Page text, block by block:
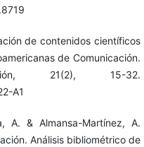
de contenidos científicos
de Comunicación.
21(2), 15-32.
A1
A. & Almansa-Martínez, A.
Análisis bibliométrico de